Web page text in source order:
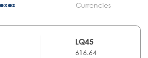
Currencies
LQ45
616.64